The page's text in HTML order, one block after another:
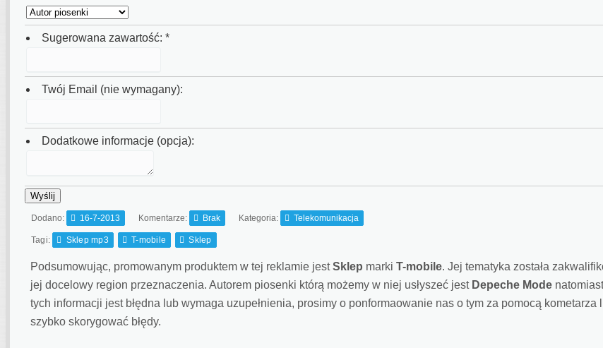
Sugerowana zawartość: *
Twój Email (nie wymagany):
Dodatkowe informacje (opcja):
Wyślij
Dodano: 16-7-2013 Komentarze: Brak Kategoria: Telekomunikacja
Tagi: Sklep mp3 T-mobile Sklep
Podsumowując, promowanym produktem w tej reklamie jestSklep marki T-mobile. Jej tematyka została
jej docelowy region przeznaczenia. Autorem piosenki którą możemy w niej usłyszeć jest Depeche Mode
tych informacji jest błędna lub wymaga uzupełnienia, prosimy o ponformaowanie nas o tym za pomocą
szybko skorygować błędy.